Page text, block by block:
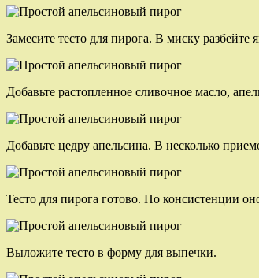
Замесите тесто для пирога. В миску разбейте
Добавьте растопленное сливочное масло,
Добавьте цедру апельсина. В несколько
Тесто для пирога готово. По консистенции
Выложите тесто в форму для выпечки.